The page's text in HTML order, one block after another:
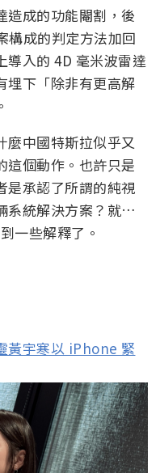
造成的功能閹割，後
構成的判定方法加回
導入的 4D 毫米波雷達
埋下「除非有更高解
麼中國特斯拉似乎又
這個動作。也許只是
是承認了所謂的純視
系統解決方案？就…
一些解釋了。
黃宇寒以 iPhone 緊